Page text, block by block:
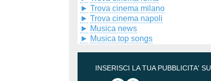
► Trova cinema milano
► Trova cinema napoli
► Musica news
► Musica top songs
INSERISCI LA TUA PUBBLICITA' SU